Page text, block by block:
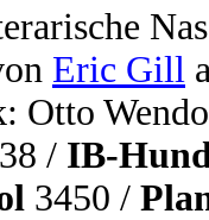
Eric Gill
Otto
/ IB-
3450 /